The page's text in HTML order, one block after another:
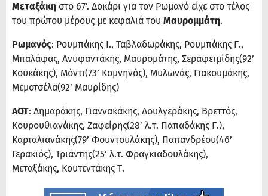
Μεταξάκη στο 67’. Δοκάρι για τον Ρωμανό είχε στο τέλος
του πρώτου μέρους με κεφαλιά του Μαυρομμάτη.
Ρωμανός: Ρουμπάκης Ι., Ταβλαδωράκης, Ρουμπάκης Γ.,
Μπαλάφας, Ανυφαντάκης, Μαυρομάτης, Σεραφειμίδης(92’
Κουκάκης), Μόντι(73’ Κομνηνός), Μυλωνάς, Γιακουμάκης,
Μεμοτσέλα(92’ Μαυρίδης)
ΑΟΤ: Δημαράκης, Γιαννακάκης, Δουλγεράκης, Βρεττός,
Κουρουθιανάκης, Ζαφείρης(28’ λ.τ. Παπαδάκης Γ.),
Καρταλιανάκης(79’ Φουντουλάκης), Παπανδρέου(46’
Γερακιός), Τριάντης(25’ λ.τ. Φραγκιαδουλάκης),
Μεταξάκης, Κουτεντάκης Τ.